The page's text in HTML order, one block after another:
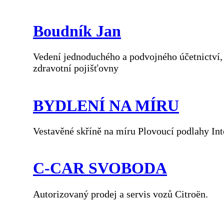
Boudník Jan
Vedení jednoduchého a podvojného
zdravotní pojišťovny
BYDLENÍ NA MÍRU
Vestavěné skříně na míru Plovoucí podlahy
C-CAR SVOBODA
Autorizovaný prodej a servis vozů Citroën.